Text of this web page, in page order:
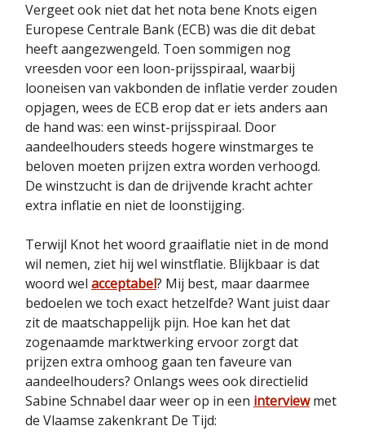
Vergeet ook niet dat het nota bene Knots eigen
Europese Centrale Bank (ECB) was die dit debat
heeft aangezwengeld. Toen sommigen nog
vreesden voor een loon-prijsspiraal, waarbij
looneisen van vakbonden de inflatie verder zouden
opjagen, wees de ECB erop dat er iets anders aan
de hand was: een winst-prijsspiraal. Door
aandeelhouders steeds hogere winstmarges te
beloven moeten prijzen extra worden verhoogd.
De winstzucht is dan de drijvende kracht achter
extra inflatie en niet de loonstijging.
Terwijl Knot het woord graaiflatie niet in de mond
wil nemen, ziet hij wel winstflatie. Blijkbaar is dat
woord wel acceptabel? Mij best, maar daarmee
bedoelen we toch exact hetzelfde? Want juist daar
zit de maatschappelijk pijn. Hoe kan het dat
zogenaamde marktwerking ervoor zorgt dat
prijzen extra omhoog gaan ten faveure van
aandeelhouders? Onlangs wees ook directielid
Sabine Schnabel daar weer op in een interviewmet
de Vlaamse zakenkrant De Tijd: